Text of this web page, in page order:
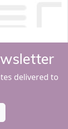
delivered to